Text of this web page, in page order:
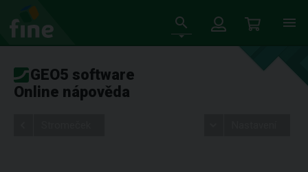
GEO5 software
Online nápověda